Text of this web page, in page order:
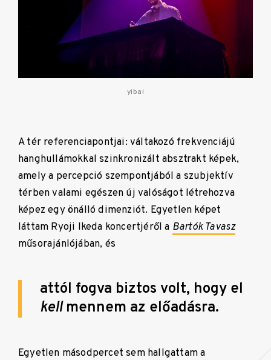
yibai
A tér referenciapontjai: váltakozó frekvenciájú
hanghullámokkal szinkronizált absztrakt képek,
amely a percepció szempontjából a szubjektív
térben valami egészen új valóságot létrehozva
képez egy önálló dimenziót. Egyetlen képet
láttam Ryoji Ikeda koncertjéről a Bartók Tavasz
műsorajánlójában, és
attól fogva biztos volt, hogy el
kellmennem az előadásra.
Egyetlen másodpercet sem hallgattam a